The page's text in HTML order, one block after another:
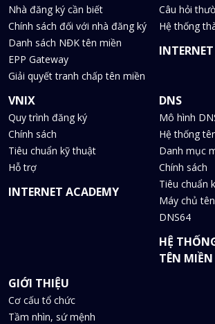
Nhà đăng ký cần biết
Chính sách đối với nhà đăng ký
Danh sách NĐK tên miền
EPP Gateway
Giải quyết tranh chấp tên miền
Câu hỏi
Hệ thống
VNIX
Quy trình đăng ký
Chính sách
Tiêu chuẩn kỹ thuật
Hỗ trợ
INTERNET ACADEMY
DNS
Mô hình
Hệ thống
Danh mục
Chính sách
Tiêu chuẩn
Máy chủ
DNS64
HỆ
TÊN
GIỚI THIỆU
Cơ cấu tổ chức
Tầm nhìn, sứ mệnh